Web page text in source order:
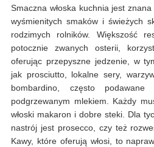
Smaczna włoska kuchnia jest
wyśmienitych smaków i świeżych
rodzimych rolników. Większość
potocznie zwanych osterii,
oferując przepyszne jedzenie, w
jak prosciutto, lokalne sery,
bombardino, często
podgrzewanym mlekiem. Każdy
włoski makaron i dobre steki. Dla
nastrój jest prosecco, czy też
Kawy, które oferują włosi, to